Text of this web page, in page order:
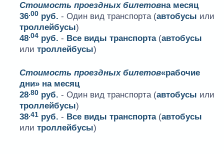
Стоимость проездных билетовна месяц
36.00 руб. - Один вид транспорта (автобусы или
троллейбусы)
48.04 руб. - Все виды транспорта(автобусы
илитроллейбусы)
Стоимость проездных билетов«рабочие
дни» на месяц
28.80 руб. - Один вид транспорта (автобусы или
троллейбусы)
38.41 руб. - Все виды транспорта(автобусы
илитроллейбусы)